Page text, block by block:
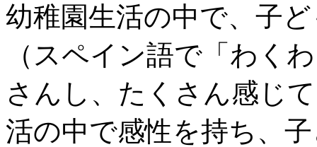
幼稚園生活の中で、子
（スペイン語で「わく
さんし、たくさん感じ
活の中で感性を持ち、